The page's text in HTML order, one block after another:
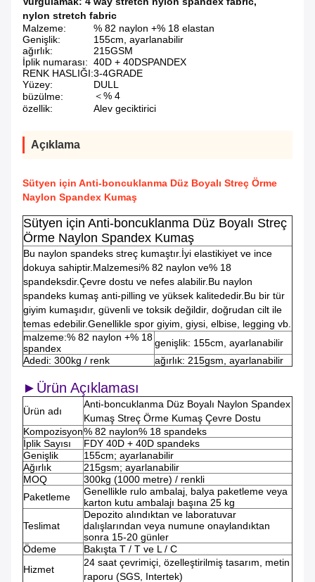
nylon stretch fabric
Malzeme:
% 82 naylon +% 18 elastan
Genişlik:
155cm, ayarlanabilir
ağırlık:
215GSM
İplik numarası: 40D + 40DSPANDEX
RENK HASLIĞI:3-4GRADE
Yüzey:
DULL
büzülme:
＜% 4
özellik:
Alev geciktirici
Açıklama
Sütyen için Anti-boncuklanma Düz Boyalı Streç Örme
Naylon Spandex Kumaş
Sütyen için Anti-boncuklanma Düz Boyalı Streç
Örme Naylon Spandex Kumaş
Bu naylon spandeks streç kumaştır.İyi elastikiyet ve ince
dokuya sahiptir.Malzemesi% 82 naylon ve% 18
spandeksdir.Çevre dostu ve nefes alabilir.Bu naylon
spandeks kumaş anti-pilling ve yüksek kalitededir.Bu bir tür
giyim kumaşıdır, güvenli ve toksik değildir, doğrudan cilt ile
temas edebilir.Genellikle spor giyim, giysi, elbise, legging vb.
malzeme:% 82 naylon +% 18
spandex
genişlik: 155cm, ayarlanabilir
Adedi: 300kg / renk
ağırlık: 215gsm, ayarlanabilir
►Ürün Açıklaması
Ürün adı
Anti-boncuklanma Düz Boyalı Naylon Spandex
Kumaş Streç Örme Kumaş Çevre Dostu
Kompozisyon% 82 naylon% 18 spandeks
İplik Sayısı
FDY 40D + 40D spandeks
Genişlik
155cm; ayarlanabilir
Ağırlık
215gsm; ayarlanabilir
MOQ
300kg (1000 metre) / renkli
Paketleme
Genellikle rulo ambalaj, balya paketleme veya
karton kutu ambalajı başına 25 kg
Teslimat
Depozito alındıktan ve laboratuvar
dalışlarından veya numune onaylandıktan
sonra 15-20 günler
Ödeme
Bakışta T / T ve L / C
Hizmet
24 saat çevrimiçi, özelleştirilmiş tasarım, metin
raporu (SGS, Intertek)